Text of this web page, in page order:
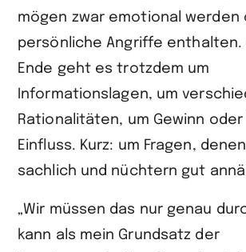
mögen zwar emotional werden
persönliche Angriffe enthalten.
Ende geht es trotzdem um
Informationslagen, um
Rationalitäten, um Gewinn
Einfluss. Kurz: um Fragen,
sachlich und nüchtern gut
„Wir müssen das nur genau
kann als mein Grundsatz der